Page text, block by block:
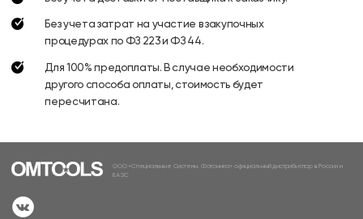
Без учета затрат на участие в закупочных
процедурах по ФЗ 223 и ФЗ 44.
Для 100% предоплаты. В случае необходимости
другого способа оплаты, стоимость будет
пересчитана.
ООО «Специальные Системы. Фотоника» официальный дистрибьютор в России и
ЕАЭС